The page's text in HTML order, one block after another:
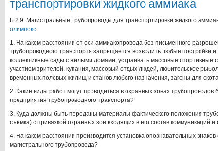
транспортировки жидкого аммиака
Б.2.9. Магистральные трубопроводы для транспортировки жидкого
олимпокс
1. На каком расстоянии от оси аммиакопровода без письменного
трубопроводного транспорта запрещается возводить любые постройки и
коллективные сады с жилыми домами, устраивать массовые спортивные
участием зрителей, купания, массовый отдых людей, любительское
временных полевых жилищ и станов любого назначения, загоны для
2. Какие виды работ могут проводиться в охранных зонах
предприятия трубопроводного транспорта?
3. Куда должны быть переданы материалы фактического положения
съемка) с привязкой охранных зон входящих в его состав коммуникаций и
4. На каком расстоянии производится установка опознавательных
магистрального трубопровода?